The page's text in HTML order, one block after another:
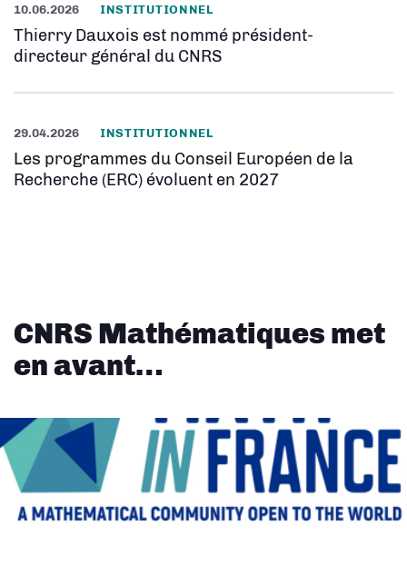
10.06.2026 INSTITUTIONNEL
Thierry Dauxois est nommé président-
directeur général du CNRS
29.04.2026 INSTITUTIONNEL
Les programmes du Conseil Européen de la
Recherche (ERC) évoluent en 2027
CNRS Mathématiques met
en avant…